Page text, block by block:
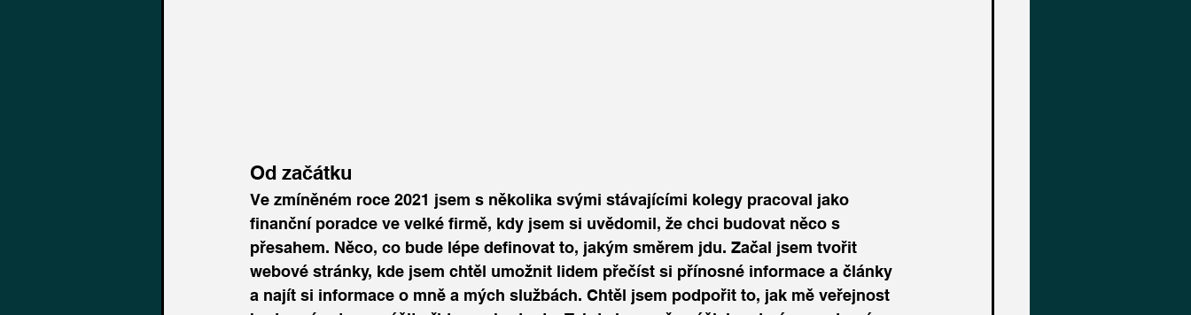
Od začátku
Ve zmíněném roce 2021 jsem s několika svými stávajícími kolegy pracoval jako
finanční poradce ve velké firmě, kdy jsem si uvědomil, že chci budovat něco s
přesahem. Něco, co bude lépe definovat to, jakým směrem jdu. Začal jsem tvořit
webové stránky, kde jsem chtěl umožnit lidem přečíst si přínosné informace a články
a najít si informace o mně a mých službách. Chtěl jsem podpořit to, jak mě veřejnost